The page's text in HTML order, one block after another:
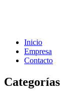
Inicio
Empresa
Contacto
Categorías